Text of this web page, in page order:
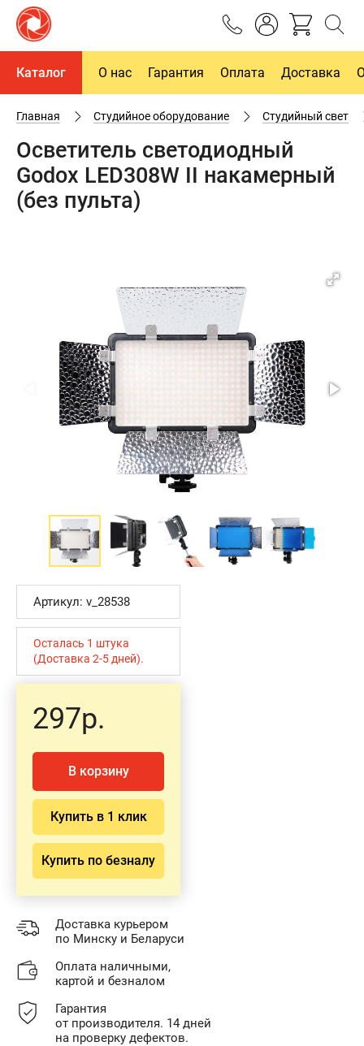
Каталог О нас Гарантия Оплата Доставка
Главная Студийное оборудование Студийный свет
Осветитель светодиодный
Godox LED308W II накамерный
(без пульта)
Артикул: v_28538
Осталась 1 штука
(Доставка 2-5 дней).
297р.
В корзину
Купить в 1 клик
Купить по безналу
Доставка курьером
по Минску и Беларуси
Оплата наличными,
картой и безналом
Гарантия
от производителя. 14 дней
на проверку дефектов.